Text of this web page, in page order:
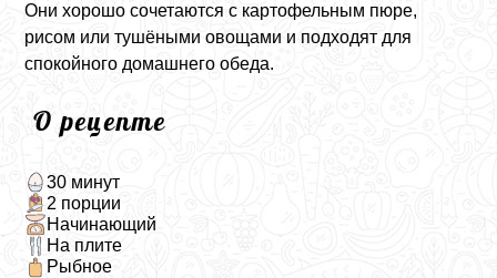
Они хорошо сочетаются с картофельным пюре,
рисом или тушёными овощами и подходят для
спокойного домашнего обеда.
О рецепте
30 минут
2 порции
Начинающий
На плите
Рыбное